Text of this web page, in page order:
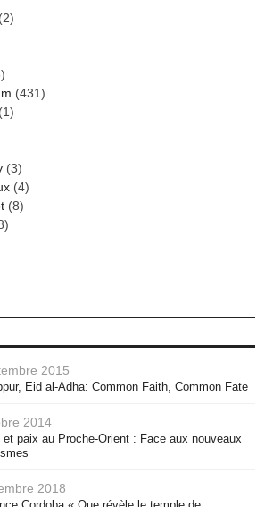
(2)
(431)
(1)
(3)
(4)
(8)
2015
Eid al-Adha: Common Faith, Common Fate
2014
et paix au Proche-Orient : Face aux nouveaux
2018